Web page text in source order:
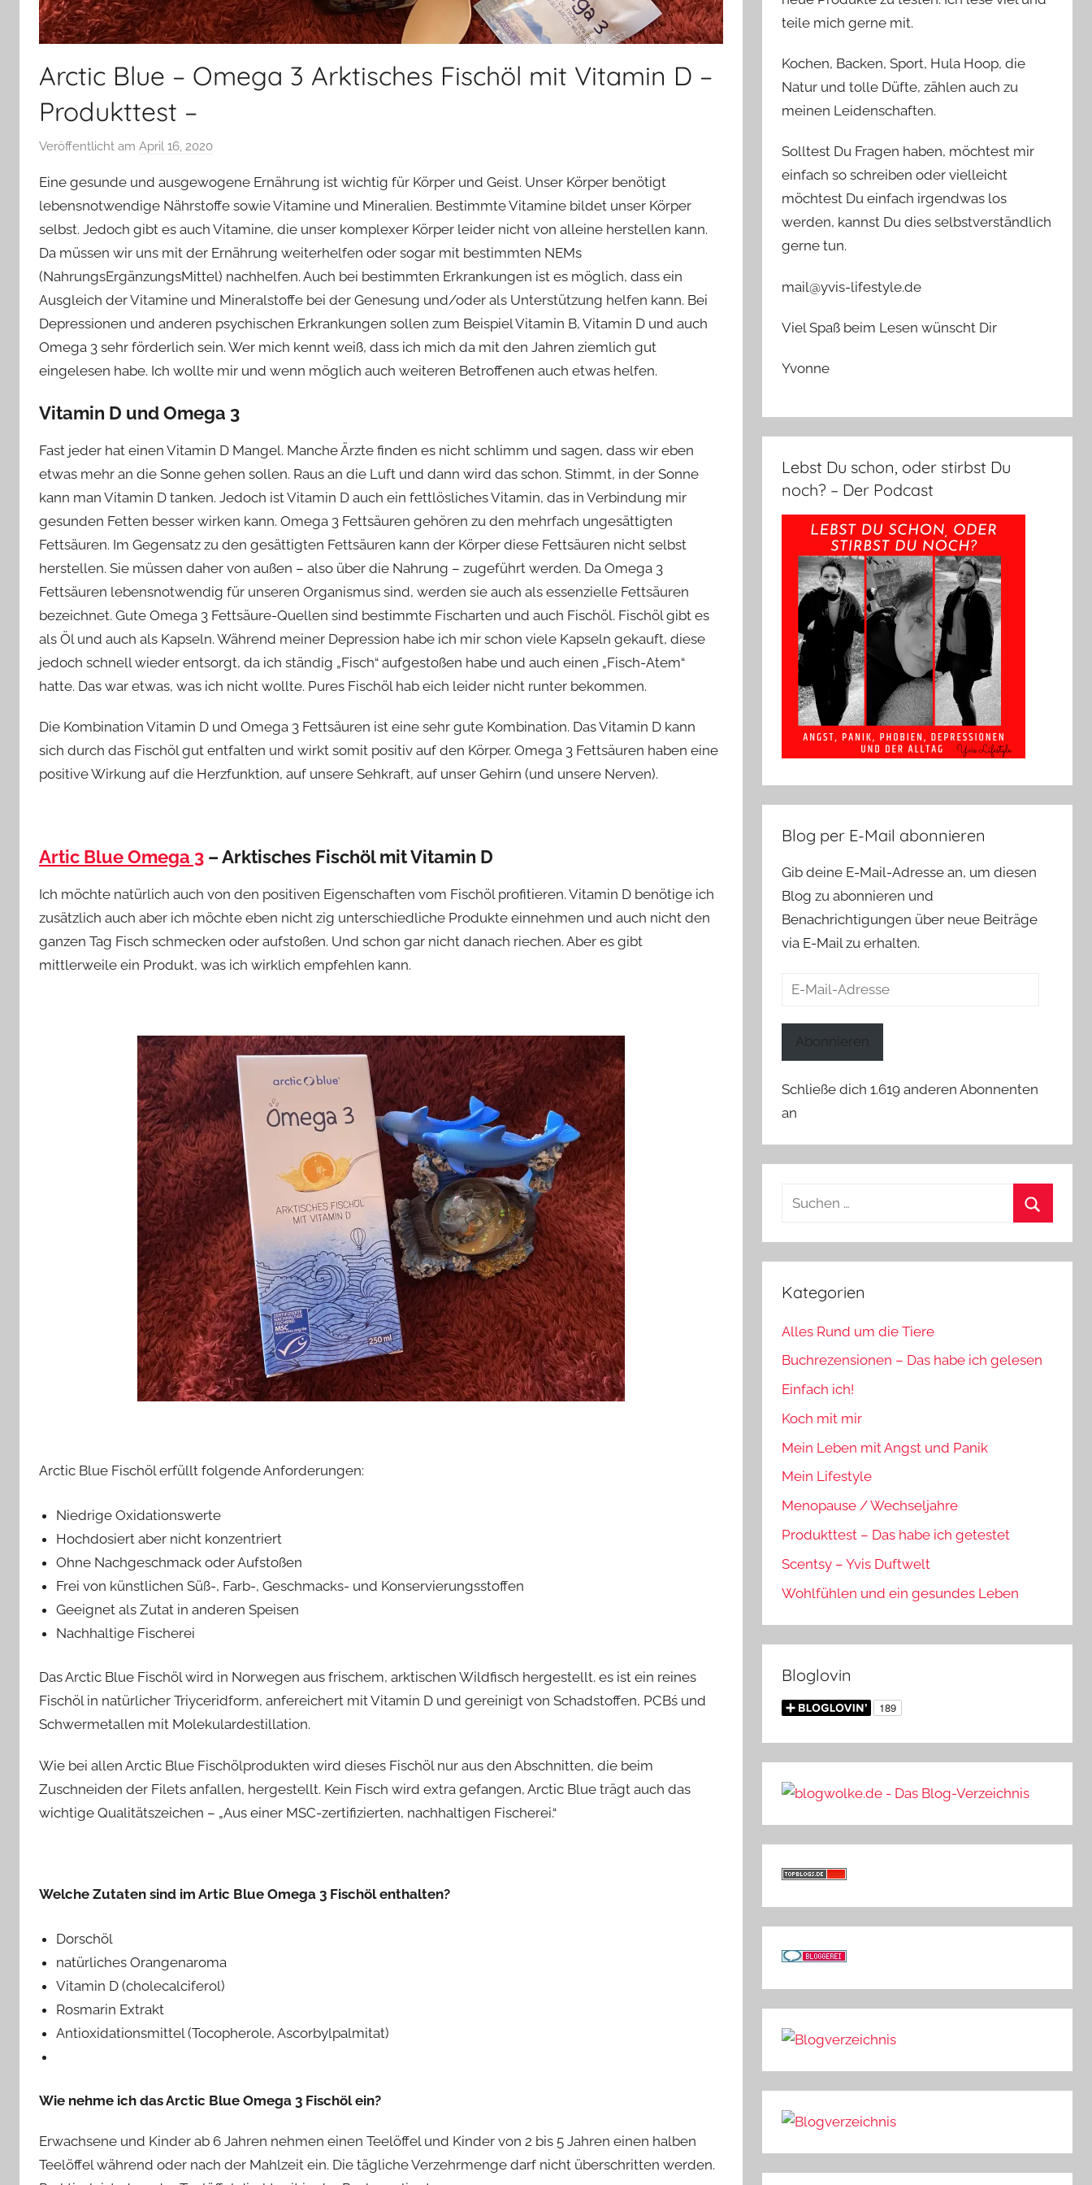
Arctic Blue – Omega 3 Arktisches Fischöl mit Vitamin D –
Produkttest –
Veröffentlicht am April 16, 2020
n
Y
v
o
n
n
Eine gesunde und ausgewogene Ernährung ist wichtig für Körper und Geist. Unser Körper benötigt
lebensnotwendige Nährstoffe sowie Vitamine und Mineralien. Bestimmte Vitamine bildet unser Körper
selbst. Jedoch gibt es auch Vitamine, die unser komplexer Körper leider nicht von alleine herstellen kann.
Da müssen wir uns mit der Ernährung weiterhelfen oder sogar mit bestimmten NEMs
(NahrungsErgänzungsMittel) nachhelfen. Auch bei bestimmten Erkrankungen ist es möglich, dass ein
Ausgleich der Vitamine und Mineralstoffe bei der Genesung und/oder als Unterstützung helfen kann. Bei
Depressionen und anderen psychischen Erkrankungen sollen zum Beispiel Vitamin B, Vitamin D und auch
Omega 3 sehr förderlich sein. Wer mich kennt weiß, dass ich mich da mit den Jahren ziemlich gut
eingelesen habe. Ich wollte mir und wenn möglich auch weiteren Betroffenen auch etwas helfen.
Vitamin D und Omega 3
Fast jeder hat einen Vitamin D Mangel. Manche Ärzte finden es nicht schlimm und sagen, dass wir eben
etwas mehr an die Sonne gehen sollen. Raus an die Luft und dann wird das schon. Stimmt, in der Sonne
kann man Vitamin D tanken. Jedoch ist Vitamin D auch ein fettlösliches Vitamin, das in Verbindung mir
gesunden Fetten besser wirken kann. Omega 3 Fettsäuren gehören zu den mehrfach ungesättigten
Fettsäuren. Im Gegensatz zu den gesättigten Fettsäuren kann der Körper diese Fettsäuren nicht selbst
herstellen. Sie müssen daher von außen – also über die Nahrung – zugeführt werden. Da Omega 3
Fettsäuren lebensnotwendig für unseren Organismus sind, werden sie auch als essenzielle Fettsäuren
bezeichnet. Gute Omega 3 Fettsäure-Quellen sind bestimmte Fischarten und auch Fischöl. Fischöl gibt es
als Öl und auch als Kapseln. Während meiner Depression habe ich mir schon viele Kapseln gekauft, diese
jedoch schnell wieder entsorgt, da ich ständig „Fisch“ aufgestoßen habe und auch einen „Fisch-Atem“
hatte. Das war etwas, was ich nicht wollte. Pures Fischöl hab eich leider nicht runter bekommen.
Die Kombination Vitamin D und Omega 3 Fettsäuren ist eine sehr gute Kombination. Das Vitamin D kann
sich durch das Fischöl gut entfalten und wirkt somit positiv auf den Körper. Omega 3 Fettsäuren haben eine
positive Wirkung auf die Herzfunktion, auf unsere Sehkraft, auf unser Gehirn (und unsere Nerven).
Artic Blue Omega 3 – Arktisches Fischöl mit Vitamin D
Ich möchte natürlich auch von den positiven Eigenschaften vom Fischöl profitieren. Vitamin D benötige ich
zusätzlich auch aber ich möchte eben nicht zig unterschiedliche Produkte einnehmen und auch nicht den
ganzen Tag Fisch schmecken oder aufstoßen. Und schon gar nicht danach riechen. Aber es gibt
mittlerweile ein Produkt, was ich wirklich empfehlen kann.
Arctic Blue Fischöl erfüllt folgende Anforderungen:
Niedrige Oxidationswerte
Hochdosiert aber nicht konzentriert
Ohne Nachgeschmack oder Aufstoßen
Frei von künstlichen Süß-, Farb-, Geschmacks- und Konservierungsstoffen
Geeignet als Zutat in anderen Speisen
Nachhaltige Fischerei
Das Arctic Blue Fischöl wird in Norwegen aus frischem, arktischen Wildfisch hergestellt. es ist ein reines
Fischöl in natürlicher Triyceridform, anfereichert mit Vitamin D und gereinigt von Schadstoffen, PCBś und
Schwermetallen mit Molekulardestillation.
Wie bei allen Arctic Blue Fischölprodukten wird dieses Fischöl nur aus den Abschnitten, die beim
Zuschneiden der Filets anfallen, hergestellt. Kein Fisch wird extra gefangen, Arctic Blue trägt auch das
wichtige Qualitätszeichen – „Aus einer MSC-zertifizierten, nachhaltigen Fischerei.“
Welche Zutaten sind im Artic Blue Omega 3 Fischöl enthalten?
Dorschöl
natürliches Orangenaroma
Vitamin D (cholecalciferol)
Rosmarin Extrakt
Antioxidationsmittel (Tocopherole, Ascorbylpalmitat)
Wie nehme ich das Arctic Blue Omega 3 Fischöl ein?
Erwachsene und Kinder ab 6 Jahren nehmen einen Teelöffel und Kinder von 2 bis 5 Jahren einen halben
Teelöffel während oder nach der Mahlzeit ein. Die tägliche Verzehrmenge darf nicht überschritten werden.
teile mich gerne mit.
Kochen, Backen, Sport, Hula Hoop, die
Natur und tolle Düfte, zählen auch zu
meinen Leidenschaften.
Solltest Du Fragen haben, möchtest mir
einfach so schreiben oder vielleicht
möchtest Du einfach irgendwas los
werden, kannst Du dies selbstverständlich
gerne tun.
mail@yvis-lifestyle.de
Viel Spaß beim Lesen wünscht Dir
Yvonne
Lebst Du schon, oder stirbst Du
noch? – Der Podcast
Blog per E-Mail abonnieren
Gib deine E-Mail-Adresse an, um diesen
Blog zu abonnieren und
Benachrichtigungen über neue Beiträge
via E-Mail zu erhalten.
E-
Abonnieren
Schließe dich 1.619 anderen Abonnenten
an
Suchen
Kategorien
Alles Rund um die Tiere
Buchrezensionen – Das habe ich gelesen
Einfach ich!
Koch mit mir
Mein Leben mit Angst und Panik
Mein Lifestyle
Menopause / Wechseljahre
Produkttest – Das habe ich getestet
Scentsy – Yvis Duftwelt
Wohlfühlen und ein gesundes Leben
Bloglovin